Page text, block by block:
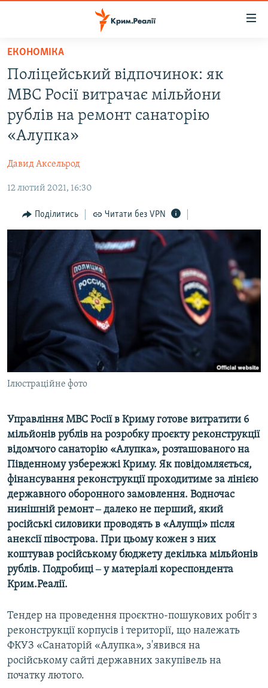
Перейти
основного
матеріалу
Перейти
до
основної
Перейти
до
ВОДА.КРИМ
ВІДЕО ТА ФОТО
ПОЛІТИКА
ПОГЛЯД
ІНТЕРВ'Ю
ВСЕ ЗА ДЕНЬ
СПЕЦПРОЕКТИ
ВІДЕОУРОКИ «ELIFBE»
СВІДЧЕННЯ ОКУПАЦІЇ
УКРАЇНСЬКА ПРОБЛЕМА КРИМУ
ІНФОГРАФІКА
ЯК ОБІЙТИ БЛОКУВАННЯ
Qırımtatar
ДОЛУЧАЙСЯ!
ЕКОНОМІКА
Поліцейський відпочинок: як
МВС Росії витрачає мільйони
рублів на ремонт санаторію
«Алупка»
Давид Аксельрод
12 лютий 2021, 16:30
Поділитись Читати без VPN
Ілюстраційне фото
Управління МВС Росії в Криму готове витратити 6
мільйонів рублів на розробку проєкту реконструкції
відомчого санаторію «Алупка», розташованого на
Південному узбережжі Криму. Як повідомляється,
фінансування реконструкції проходитиме за лінією
державного оборонного замовлення. Водночас
нинішній ремонт ‒ далеко не перший, який
російські силовики проводять в «Алупці» після
анексії півострова. При цьому кожен з них
коштував російському бюджету декілька мільйонів
рублів. Подробиці ‒ у матеріалі кореспондента
Крим.Реалії.
Тендер на проведення проєктно-пошукових робіт з
реконструкції корпусів і території, що належать
ФКУЗ «Санаторій «Алупка», з'явився на
російському сайті державних закупівель на
початку лютого.